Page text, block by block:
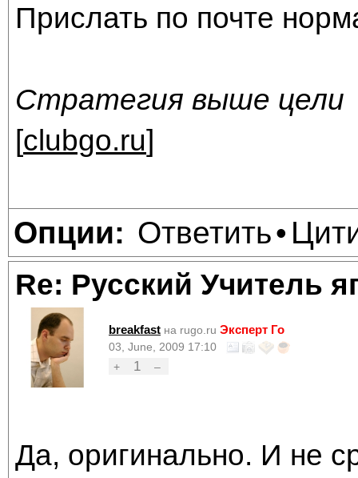
Прислать по почте
Стратегия выше цели
[clubgo.ru]
Опции: Ответить•
Re: Русский Учитель
breakfast на rugo.ru Эксперт Го
03, June, 2009 17:10
+
1 –
Да, оригинально. И не